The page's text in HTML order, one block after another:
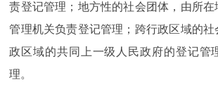
责登记管理；地方性的社会团体，由所
管理机关负责登记管理；跨行政区域的
政区域的共同上一级人民政府的登记管
理。